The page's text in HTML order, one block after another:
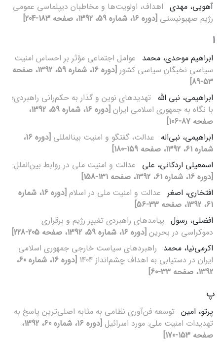
آهویی، مهدی اهداف، اولویت‌ها و مخاطبان دیپلماسی عمومی
رژیم صهیونیستی [دوره 16، شماره 59، 1392، صفحه 183-204]
ا
ابراهیم موحدی، محمد عوامل اجتماعی مؤثر بر احساس امنیت
سیاسی نخبگان سیاسی کشور
[دوره 16، شماره 59، 1392، صفحه
53-89]
ابراهیمی، نبی الله تهدیدهای نوین و گذار به حکم‌رانی راهبردی؛
با نگاه به جمهوری اسلامی ایران
[دوره 16، شماره 59، 1392،
صفحه 87-106]
ابراهیمی، نبی‌اله عدالت، گفتگو و امنیت بین‏المللی
[دوره 16،
شماره 61، 1392، صفحه 159-180]
اسمعیلی اردکانی، علی عدالت و امنیت ملی در روابط بین‌الملل:
[دوره 16، شماره 61، 1392، صفحه 131-158]
افتخاری، اصغر عدالت و امنیت ملی در اسلام
[دوره 16، شماره
61، 1392، صفحه 33-56]
افضلی، رسول پیامدهای راهبردی تغییر رژیم و برقراری
دموکراسی در بحرین [دوره 16، شماره 59، 1392، صفحه 205-228]
اکرمی‌نیا، محمد راهبردهای سیاست خارجی جمهوری اسلامی
ایران در دستیابی به اهداف چشم‌انداز 1404
[دوره 16، شماره 60،
1392، صفحه 33-60]
پ
پرتو، امین توسعه فن‌آوری نظامی به مثابه اصلی‌ترین پاسخ به
تهدیدات امنیت ملی: مورد اسرائیل
[دوره 16، شماره 60، 1392،
صفحه 153-170]